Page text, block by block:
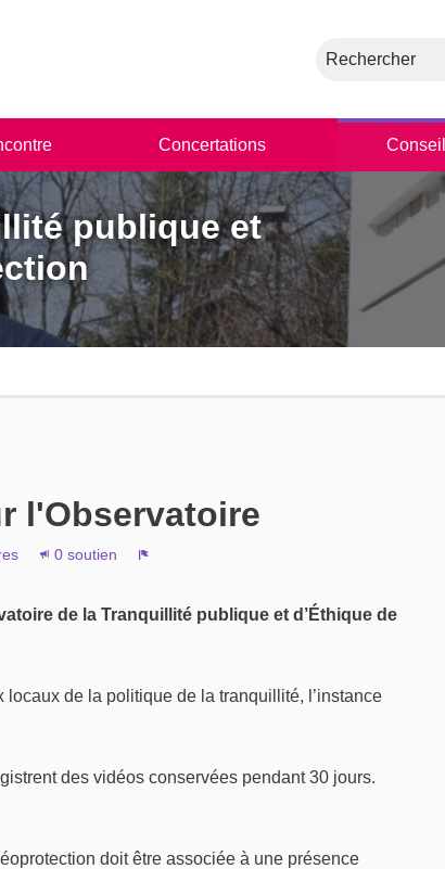
Rechercher
Concertations
publique et
l'Observatoire
0 soutien
de la Tranquillité publique et d’Éthique de
de la politique de la tranquillité, l’instance
des vidéos conservées pendant 30 jours.
doit être associée à une présence